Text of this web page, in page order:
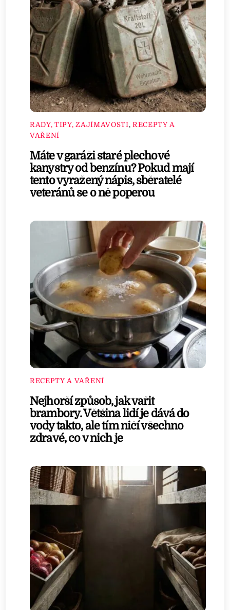
RADY, TIPY, ZAJÍMAVOSTI, RECEPTY A
VAŘENÍ
Máte v garáži staré plechové
kanystry od benzínu? Pokud mají
tento vyražený nápis, sběratelé
veteránů se o ně poperou
RECEPTY A VAŘENÍ
Nejhorší způsob, jak vařit
brambory. Většina lidí je dává do
vody takto, ale tím ničí všechno
zdravé, co v nich je